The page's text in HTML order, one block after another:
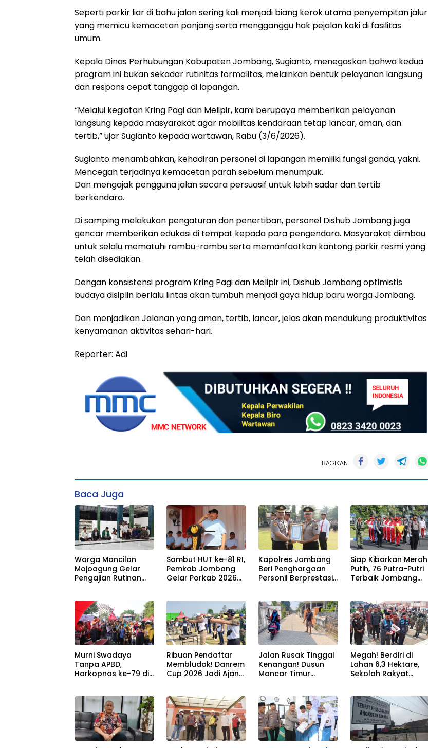
Seperti parkir liar di bahu jalan sering kali menjadi biang kerok utama penyempitan jalur
yang memicu kemacetan panjang serta mengganggu hak pejalan kaki di fasilitas
umum.
Kepala Dinas Perhubungan Kabupaten Jombang, Sugianto, menegaskan bahwa kedua
program ini bukan sekadar rutinitas formalitas, melainkan bentuk pelayanan langsung
dan respons cepat tanggap di lapangan.
“Melalui kegiatan Kring Pagi dan Melipir, kami berupaya memberikan pelayanan
langsung kepada masyarakat agar mobilitas kendaraan tetap lancar, aman, dan
tertib,” ujar Sugianto kepada wartawan, Rabu (3/6/2026).
Sugianto menambahkan, kehadiran personel di lapangan memiliki fungsi ganda, yakni.
Mencegah terjadinya kemacetan parah sebelum menumpuk.
Dan mengajak pengguna jalan secara persuasif untuk lebih sadar dan tertib
berkendara.
Di samping melakukan pengaturan dan penertiban, personel Dishub Jombang juga
gencar memberikan edukasi di tempat kepada para pengendara. Masyarakat diimbau
untuk selalu mematuhi rambu-rambu serta memanfaatkan kantong parkir resmi yang
telah disediakan.
Dengan konsistensi program Kring Pagi dan Melipir ini, Dishub Jombang optimistis
budaya disiplin berlalu lintas akan tumbuh menjadi gaya hidup baru warga Jombang.
Dan menjadikan Jalanan yang aman, tertib, lancar, jelas akan mendukung produktivitas
kenyamanan aktivitas sehari-hari.
Reporter: Adi
BAGIKAN
Baca Juga
Warga Mancilan
Mojoagung Gelar
Pengajian Rutinan
Agustus Ke- 81 RI
Sambut HUT ke-81 RI,
Pemkab Jombang
Gelar Porkab 2026
ASN
Kapolres Jombang
Beri Penghargaan
Personil Berprestasi,
Muktamar NU ke-35
Siap Kibarkan Merah
Putih, 76 Putra-Putri
Terbaik Jombang
di Pendopo
Kabupaten
Murni Swadaya
Tanpa APBD,
Harkopnas ke-79 di
dan Dimeriahkan
Ribuan Warga
Ribuan Pendaftar
Membludak! Danrem
Cup 2026 Jadi Ajang
di Jombang
Jalan Rusak Tinggal
Kenangan! Dusun
Mancar Timur
Berkat Program
Mantra 2026
Megah! Berdiri di
Lahan 6,3 Hektare,
Sekolah Rakyat
Keluarga
Prasejahtera